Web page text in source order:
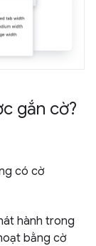
gắn cờ?
có cờ
hành trong
bằng cờ